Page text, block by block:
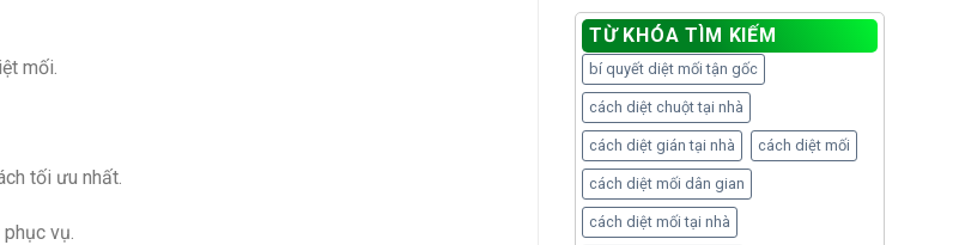
mối.
tối ưu nhất.
vụ.
TỪ KHÓA TÌM KIẾM
bí quyết diệt mối tận gốc
cách diệt chuột tại nhà
cách diệt gián tại nhà cách diệt mối
cách diệt mối dân gian
cách diệt mối tại nhà